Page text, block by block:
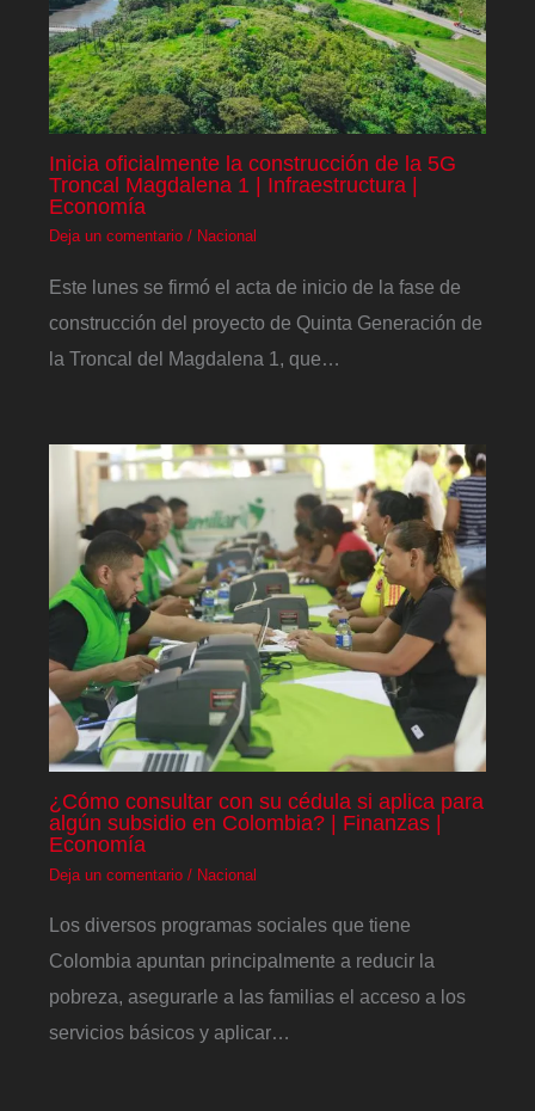
Inicia oficialmente la construcción de la 5G
Troncal Magdalena 1 | Infraestructura |
Economía
Deja un comentario / Nacional
Este lunes se firmó el acta de inicio de la fase de
construcción del proyecto de Quinta Generación de
la Troncal del Magdalena 1, que…
¿Cómo consultar con su cédula si aplica para
algún subsidio en Colombia? | Finanzas |
Economía
Deja un comentario / Nacional
Los diversos programas sociales que tiene
Colombia apuntan principalmente a reducir la
pobreza, asegurarle a las familias el acceso a los
servicios básicos y aplicar…